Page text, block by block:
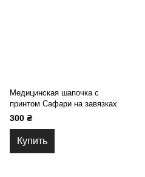
Медицинская шапочка с
принтом Сафари на завязках
300 ₴
Купить